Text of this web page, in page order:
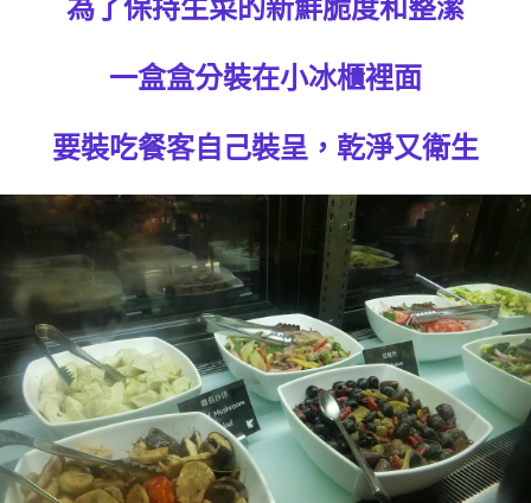
為了保持生菜的新鮮脆度和整潔
一盒盒分裝在小冰櫃裡面
要裝吃餐客自己裝呈，乾淨又衛生